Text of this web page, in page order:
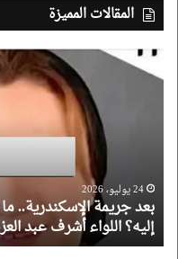
المقالات المميزة
بعد
جريمة
لقتل
أقرب
الناس
إليه؟
24 يوليو، 2026
بعد جريمة الإسكندرية..
إليه؟ اللواء أشرف عبد